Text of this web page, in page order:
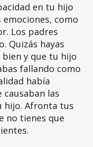
en tu hijo
como
Los padres
Quizás hayas
y que tu hijo
fallando como
había
las
hijo. Afronta tus
no tienes que